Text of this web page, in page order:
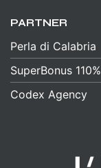
PARTNER
Perla di Calabria
SuperBonus 110%
Codex Agency